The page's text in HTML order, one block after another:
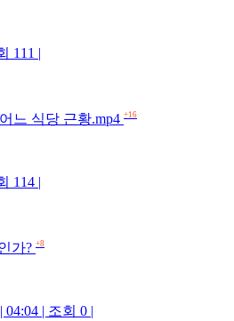
111 |
느 식당 근황.mp4 +16
114 |
가? +8
| 04:04 | 조회 0 |